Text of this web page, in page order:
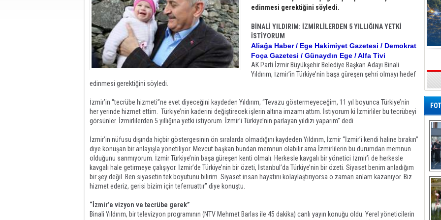
edinmesi gerektiğini söyledi.
BİNALİ YILDIRIM: İZMİRLİLERDEN 5 YILLIĞINA YETKİ
İSTİYORUM
Aliağa Haber / Ege Hakimiyet Gazetesi / Demokrat
Foça Gazetesi / Günaydın Ege / Alfa Tivi
AK Parti İzmir Büyükşehir Belediye Başkan Adayı Binali
Yıldırım, İzmir’in Türkiye’nin başa güreşen şehri olmayı hedef
edinmesi gerektiğini söyledi.
İzmir’in “tecrübe hizmeti”ne evet diyeceğini kaydeden Yıldırım, “Tevazu göstermeyeceğim, 11 yıl boyunca Türkiye’nin
her yerinde hizmet ettim. Türkiye’nin kaderini değiştirecek işlerin altına imzamı attım. İstiyorum ki İzmirliler bu tecrübeyi
görsünler. İzmirlilerden 5 yıllığına yetki istiyorum. İzmir’i Türkiye’nin parlayan yıldızı yaparım” dedi.
İzmir’in nüfusu dışında hiçbir göstergesinin ön sıralarda olmadığını kaydeden Yıldırım, İzmir “İzmir’i kendi haline bırakın”
diye konuşan bir anlayışla yönetiliyor. Mevcut başkan bundan memnun olabilir ama İzmirlilerin bu durumdan memnun
olduğunu sanmıyorum. İzmir Türkiye’nin başa güreşen kenti olmalı. Herkesle kavgalı bir yönetici İzmir’i de herkesle
kavgalı hale getirmeye çalışıyor. İzmir’de Türkiye’nin bir özeti, İstanbul’da Türkiye’nin bir özeti. Siyaset benim anladığım
bir şey değil. Ben siyasetin tek boyutunu bilirim. Siyaset insan hayatını kolaylaştırıyorsa o zaman anlam kazanıyor. Biz
hizmet ederiz, gerisi bizim için teferruattır” diye konuştu.
“İzmir’e vizyon ve tecrübe gerek”
Binali Yıldırım, bir televizyon programının (NTV Mehmet Barlas ile 45 dakika) canlı yayın konuğu oldu. Yerel yöneticilerin